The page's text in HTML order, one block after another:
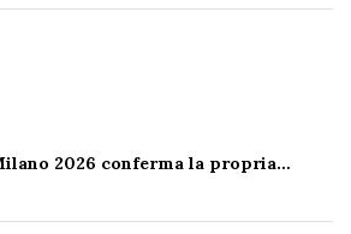
2026 conferma la propria…